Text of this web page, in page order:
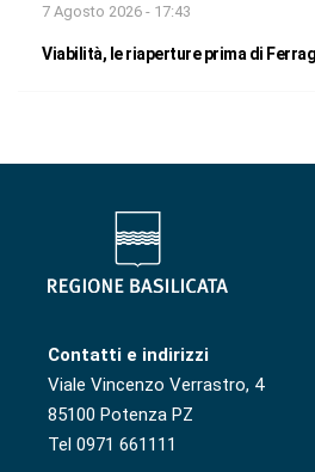
7 Agosto 2026 - 17:43
Viabilità, le riaperture prima di
Contatti e indirizzi
Viale Vincenzo Verrastro, 4
85100 Potenza PZ
Tel 0971 661111